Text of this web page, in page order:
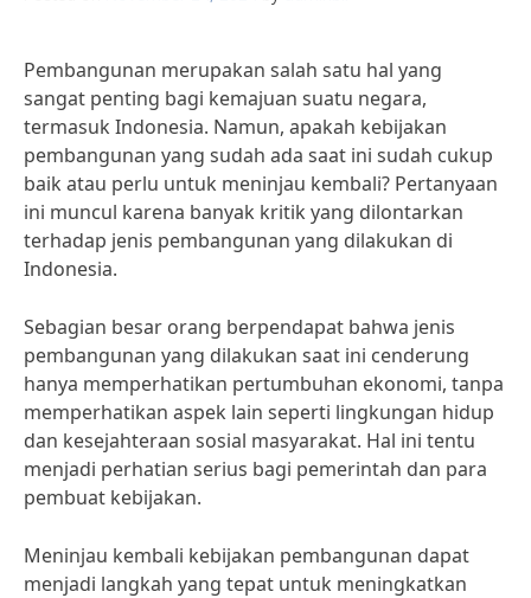
Pembangunan merupakan salah satu hal yang
sangat penting bagi kemajuan suatu negara,
termasuk Indonesia. Namun, apakah kebijakan
pembangunan yang sudah ada saat ini sudah cukup
baik atau perlu untuk meninjau kembali? Pertanyaan
ini muncul karena banyak kritik yang dilontarkan
terhadap jenis pembangunan yang dilakukan di
Indonesia.
Sebagian besar orang berpendapat bahwa jenis
pembangunan yang dilakukan saat ini cenderung
hanya memperhatikan pertumbuhan ekonomi, tanpa
memperhatikan aspek lain seperti lingkungan hidup
dan kesejahteraan sosial masyarakat. Hal ini tentu
menjadi perhatian serius bagi pemerintah dan para
pembuat kebijakan.
Meninjau kembali kebijakan pembangunan dapat
menjadi langkah yang tepat untuk meningkatkan